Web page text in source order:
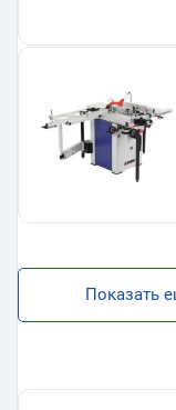
Показать